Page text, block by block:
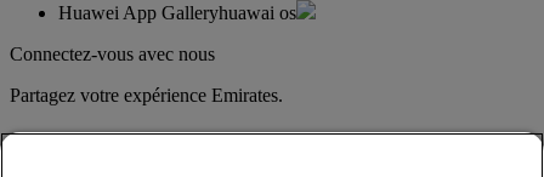
Huawei App Galleryhuawai os
Connectez-vous avec nous
Partagez votre expérience Emirates.